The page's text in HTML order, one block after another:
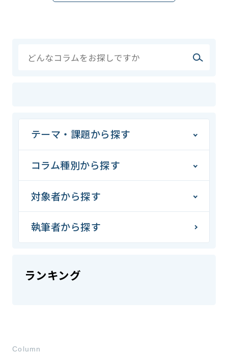
テーマ・課題から探す
コラム種別から探す
対象者から探す
執筆者から探す
ランキング
Column